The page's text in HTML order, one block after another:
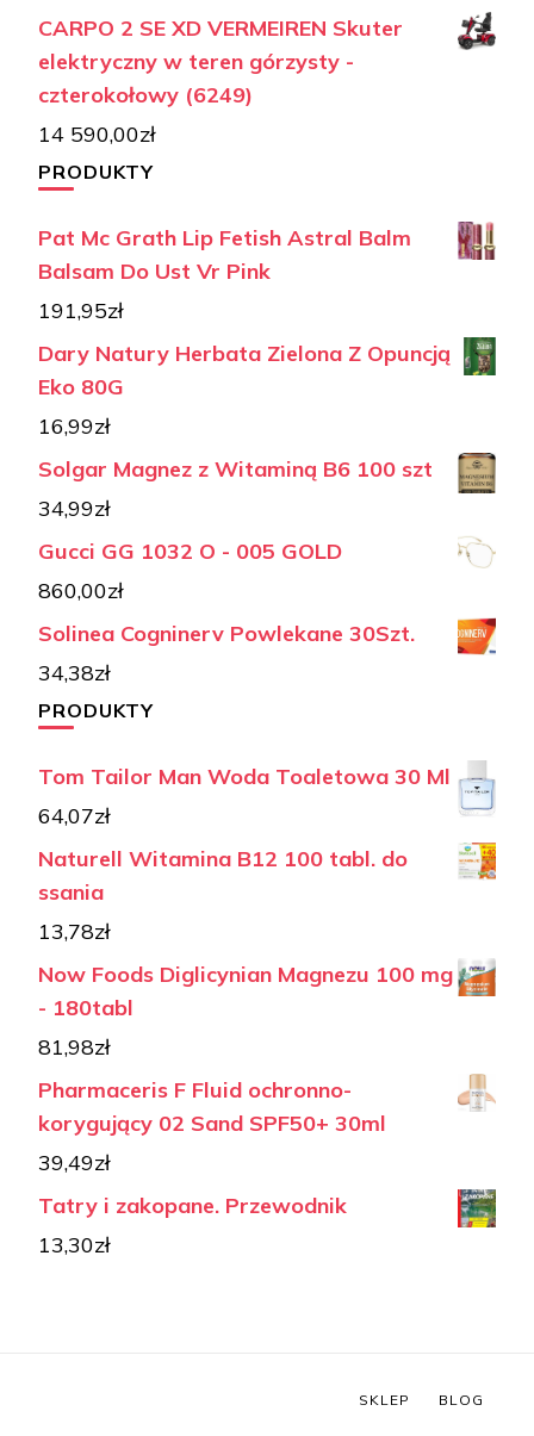
CARPO 2 SE XD VERMEIREN Skuter
elektryczny w teren górzysty -
czterokołowy (6249)
14 590,00zł
PRODUKTY
Pat Mc Grath Lip Fetish Astral Balm
Balsam Do Ust Vr Pink
191,95zł
Dary Natury Herbata Zielona Z Opuncją
Eko 80G
16,99zł
Solgar Magnez z Witaminą B6 100 szt
34,99zł
Gucci GG 1032 O - 005 GOLD
860,00zł
Solinea Cogninerv Powlekane 30Szt.
34,38zł
PRODUKTY
Tom Tailor Man Woda Toaletowa 30 Ml
64,07zł
Naturell Witamina B12 100 tabl. do
ssania
13,78zł
Now Foods Diglicynian Magnezu 100 mg
- 180tabl
81,98zł
Pharmaceris F Fluid ochronno-
korygujący 02 Sand SPF50+ 30ml
39,49zł
Tatry i zakopane. Przewodnik
13,30zł
SKLEP BLOG